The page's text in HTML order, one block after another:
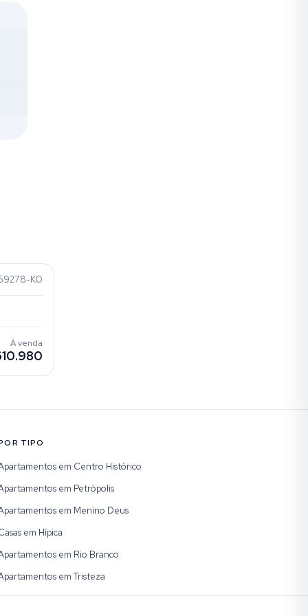
KO
À venda
TIPO
em Centro Histórico
em Petrópolis
em Menino Deus
em Hípica
em Rio Branco
em Tristeza